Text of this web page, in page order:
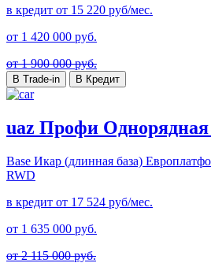
в кредит от 15 220 руб/мес.
от 1 420 000 руб.
от 1 900 000 руб.
В Trade-in В Кредит
uaz Профи Однорядная
Base Икар (длинная база)
RWD
в кредит от 17 524 руб/мес.
от 1 635 000 руб.
от 2 115 000 руб.